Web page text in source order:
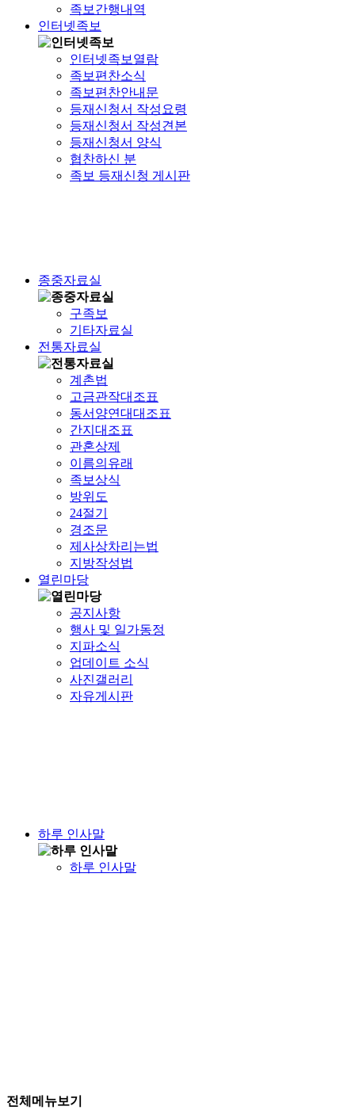
족보간행내역
인터넷족보
인터넷족보열람
족보편찬소식
족보편찬안내문
등재신청서 작성요령
등재신청서 작성견본
등재신청서 양식
협찬하신 분
족보 등재신청 게시판
종중자료실
구족보
기타자료실
전통자료실
계촌법
고금관작대조표
동서양연대대조표
간지대조표
관혼상제
이름의유래
족보상식
방위도
24절기
경조문
제사상차리는법
지방작성법
열린마당
공지사항
행사 및 일가동정
지파소식
업데이트 소식
사진갤러리
자유게시판
하루 인사말
하루 인사말
전체메뉴보기